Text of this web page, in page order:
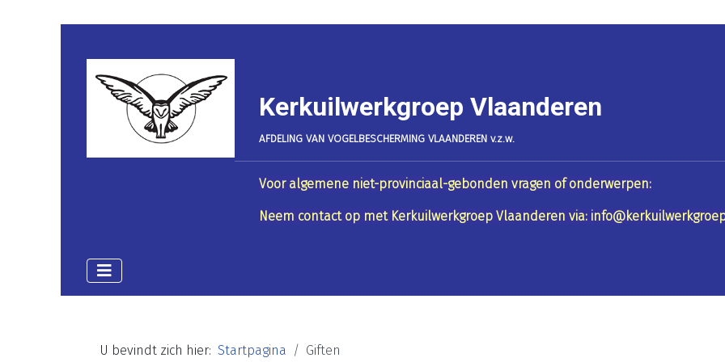
Kerkuilwerkgroep Vlaanderen
AFDELING VAN VOGELBESCHERMING VLAANDEREN v.z.w.
Voor algemene niet-provinciaal-gebonden vragen of onderwerpen:
Neem contact op met Kerkuilwerkgroep Vlaanderen via:
U bevindt zich hier: Startpagina Giften